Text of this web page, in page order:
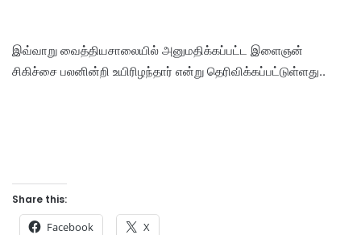
இவ்வாறு வைத்தியசாலையில் அனுமதிக்கப்பட்ட இளைஞன்
சிகிச்சை பலனின்றி உயிரிழந்தார் என்று தெரிவிக்கப்பட்டுள்ளது..
Share this:
Facebook X